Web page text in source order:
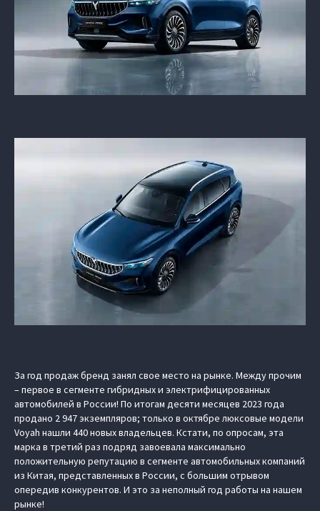
За год продаж бренд занял свое место на рынке. Между прочим
– первое в сегменте гибридных и электрифицированных
автомобилей в России! По итогам десяти месяцев 2023 года
продано 2 947 экземпляров; только в октябре люксовые модели
Voyah нашли 440 новых владельцев. Кстати, по опросам, эта
марка в третий раз подряд завоевала максимально
положительную репутацию в сегменте автомобильных компаний
из Китая, представленных в России, с большим отрывом
опередив конкурентов. И это за неполный год работы на нашем
рынке!